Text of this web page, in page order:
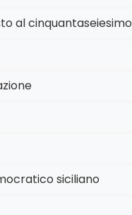
al cinquantaseiesimo
siciliano